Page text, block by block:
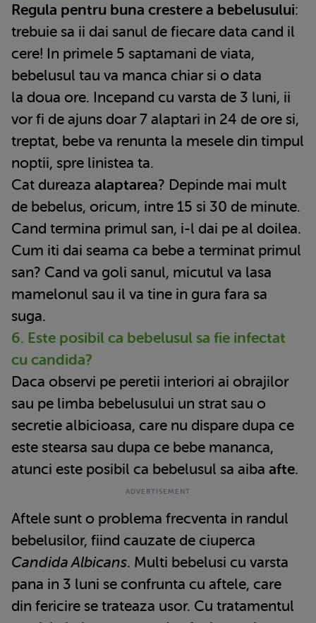
Regula pentru buna crestere a bebelusului:
trebuie sa ii dai sanul de fiecare data cand il
cere! In primele 5 saptamani de viata,
bebelusul tau va manca chiar si o data
la doua ore. Incepand cu varsta de 3 luni, ii
vor fi de ajuns doar 7 alaptari in 24 de ore si,
treptat, bebe va renunta la mesele din timpul
noptii, spre linistea ta.
Cat dureaza alaptarea? Depinde mai mult
de bebelus, oricum, intre 15 si 30 de minute.
Cand termina primul san, i-l dai pe al doilea.
Cum iti dai seama ca bebe a terminat primul
san? Cand va goli sanul, micutul va lasa
mamelonul sau il va tine in gura fara sa
suga.
6. Este posibil ca bebelusul sa fie infectat
cu candida?
Daca observi pe peretii interiori ai obrajilor
sau pe limba bebelusului un strat sau o
secretie albicioasa, care nu dispare dupa ce
este stearsa sau dupa ce bebe mananca,
atunci este posibil ca bebelusul sa aiba afte.
Aftele sunt o problema frecventa in randul
bebelusilor, fiind cauzate de ciuperca
Candida Albicans. Multi bebelusi cu varsta
pana in 3 luni se confrunta cu aftele, care
din fericire se trateaza usor. Cu tratamentul